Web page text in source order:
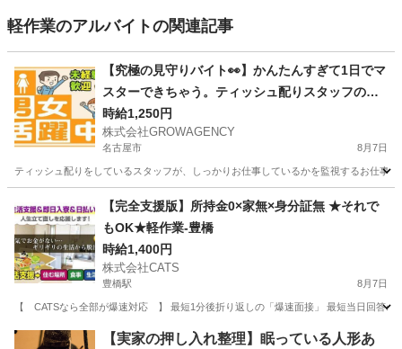
軽作業のアルバイトの関連記事
【究極の見守りバイト👀】かんたんすぎて1日でマ
スターできちゃう。ティッシュ配りスタッフの監
視係
時給1,250円
株式会社GROWAGENCY
名古屋市 8月7日
ティッシュ配りをしているスタッフが、しっかりお仕事しているかを監視するお仕事
その他 スタッフ
【完全支援版】所持金0×家無×身分証無 ★それで
もOK★軽作業-豊橋
時給1,400円
株式会社CATS
豊橋駅 8月7日
【 CATSなら全部が爆速対応 】 最短1分後折り返しの「爆速面接」 最短当日回答の
愛知 豊橋市 豊橋駅 仕分け 個室
【実家の押し入れ整理】眠っている人形あ